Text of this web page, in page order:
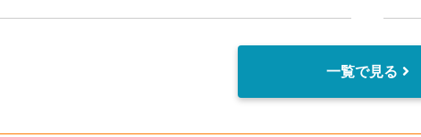
一覧で見る